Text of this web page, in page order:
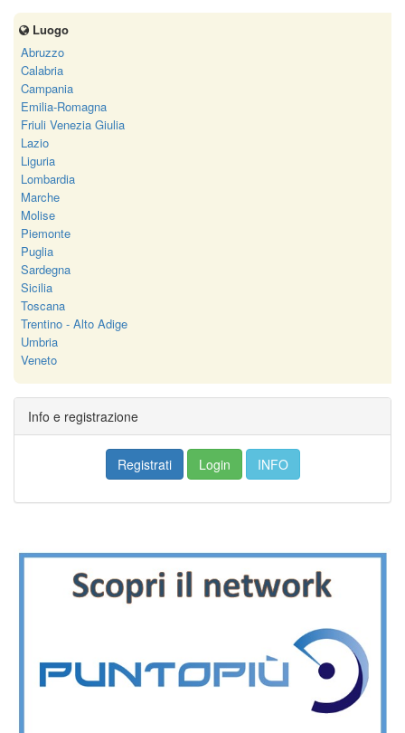
Luogo
Abruzzo
Calabria
Campania
Emilia-Romagna
Friuli Venezia Giulia
Lazio
Liguria
Lombardia
Marche
Molise
Piemonte
Puglia
Sardegna
Sicilia
Toscana
Trentino - Alto Adige
Umbria
Veneto
Info e registrazione
Registrati Login INFO